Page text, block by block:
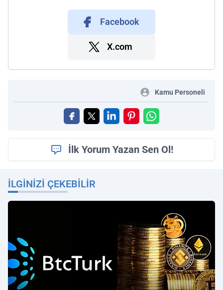
Facebook
X.com
Kamu Personeli
İlk Yorum Yazan Sen Ol!
İLGINIZI ÇEKEBILIR